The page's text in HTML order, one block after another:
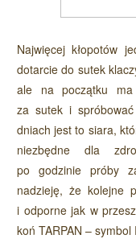
Najwięcej kłopotów
dotarcie do sutek
ale na początku ma
za sutek i
dniach jest to siara,
niezbędne dla
po godzinie próby
nadzieję, że kolejne
i odporne jak w
koń TARPAN –